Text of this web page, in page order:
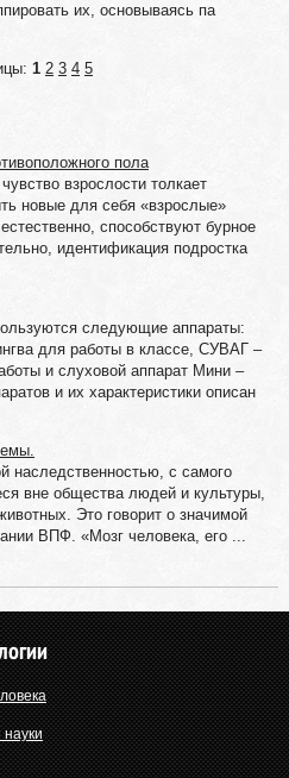
их, основываясь па
1 2 3 4 5
пола
взрослости толкает
новые для себя «взрослые»
способствуют бурное
идентификация подростка
следующие аппараты:
для работы в классе, СУВАГ –
и слуховой аппарат Мини –
и их характеристики описан
наследственностью, с самого
вне общества людей и культуры,
Это говорит о значимой
ВПФ. «Мозг человека, его ...
науки